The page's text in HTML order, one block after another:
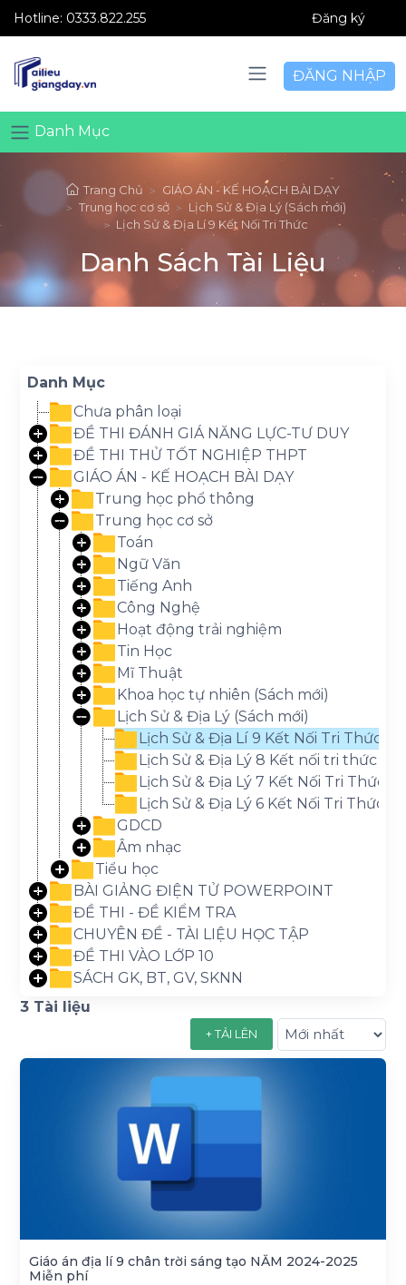
Hotline: 0333.822.255 Đăng ký
ĐĂNG NHẬP
Danh Mục
Trang Chủ
GIÁO ÁN - KẾ HOẠCH BÀI DẠY
Trung học cơ sở
Lịch Sử & Địa Lý (Sách mới)
Lịch Sử & Địa Lí 9 Kết Nối Tri Thức
Danh Sách Tài Liệu
Danh Mục
Chưa phân loại
ĐỀ THI ĐÁNH GIÁ NĂNG LỰC-TƯ DUY
ĐỀ THI THỬ TỐT NGHIỆP THPT
GIÁO ÁN - KẾ HOẠCH BÀI DẠY
Trung học phổ thông
Trung học cơ sở
Toán
Ngữ Văn
Tiếng Anh
Công Nghệ
Hoạt động trải nghiệm
Tin Học
Mĩ Thuật
Khoa học tự nhiên (Sách mới)
Lịch Sử & Địa Lý (Sách mới)
Lịch Sử & Địa Lí 9 Kết Nối Tri Thức
Lịch Sử & Địa Lý 8 Kết nối tri thức
Lịch Sử & Địa Lý 7 Kết Nối Tri Thức
Lịch Sử & Địa Lý 6 Kết Nối Tri Thức
GDCD
Âm nhạc
Tiểu học
BÀI GIẢNG ĐIỆN TỬ POWERPOINT
ĐỀ THI - ĐỀ KIỂM TRA
CHUYÊN ĐỀ - TÀI LIỆU HỌC TẬP
ĐỀ THI VÀO LỚP 10
SÁCH GK, BT, GV, SKNN
3 Tài liệu
+ TẢI LÊN
Giáo án địa lí 9 chân trời sáng tạo NĂM 2024-2025
Miễn phí